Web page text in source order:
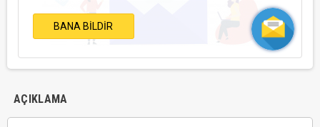
BANA BILDIR
AÇIKLAMA